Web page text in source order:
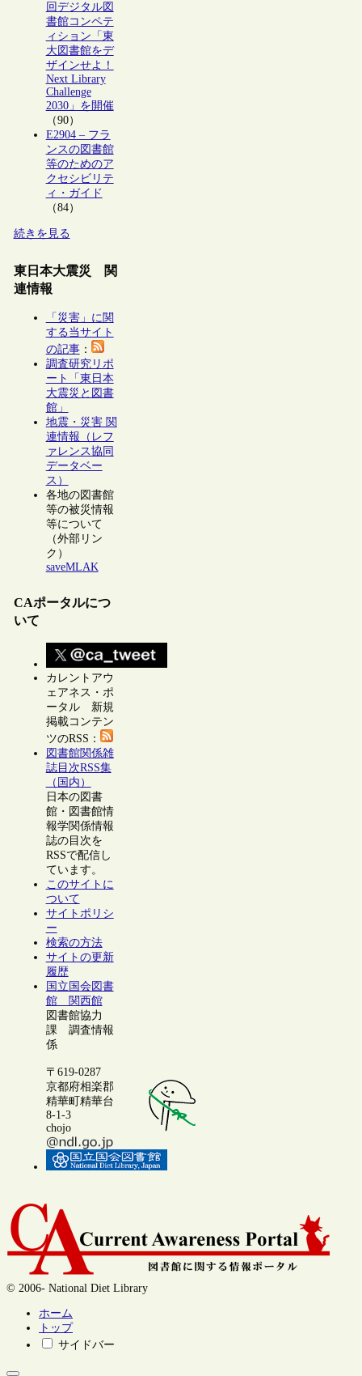
回デジタル図
書館コンペテ
ィション「東
大図書館をデ
ザインせよ！
Next Library
Challenge
2030」を開催
（90）
E2904 – フラ
ンスの図書館
等のためのア
クセシビリテ
ィ・ガイド
（84）
続きを見る
東日本大震災 関
連情報
「災害」に関
する当サイト
の記事：
調査研究リポ
ート「東日本
大震災と図書
館」
地震・災害 関
連情報（レフ
ァレンス協同
データベー
ス）
各地の図書館
等の被災情報
等について
（外部リン
ク）
saveMLAK
CAポータルにつ
いて
カレントアウ
ェアネス・ポ
ータル 新規
掲載コンテン
ツのRSS：
図書館関係雑
誌目次RSS集
（国内）
日本の図書
館・図書館情
報学関係情報
誌の目次を
RSSで配信し
ています。
このサイトに
ついて
サイトポリシ
ー
検索の方法
サイトの更新
履歴
国立国会図書
館 関西館
図書館協力
課 調査情報
係
〒619-0287
京都府相楽郡
精華町精華台
8-1-3
chojo
© 2006- National Diet Library
ホーム
トップ
サイドバー